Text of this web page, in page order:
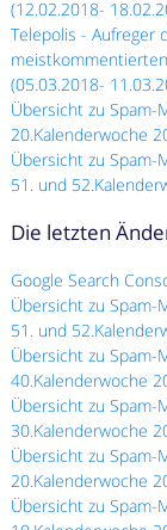
(12.02.2018-
Telepolis - Aufreger
(05.03.2018-
Übersicht zu Spam-
20.Kalenderwoche
Übersicht zu Spam-
51. und
Die letzten
Google Search
Übersicht zu Spam-
51. und
Übersicht zu Spam-
40.Kalenderwoche
Übersicht zu Spam-
30.Kalenderwoche
Übersicht zu Spam-
20.Kalenderwoche
Übersicht zu Spam-